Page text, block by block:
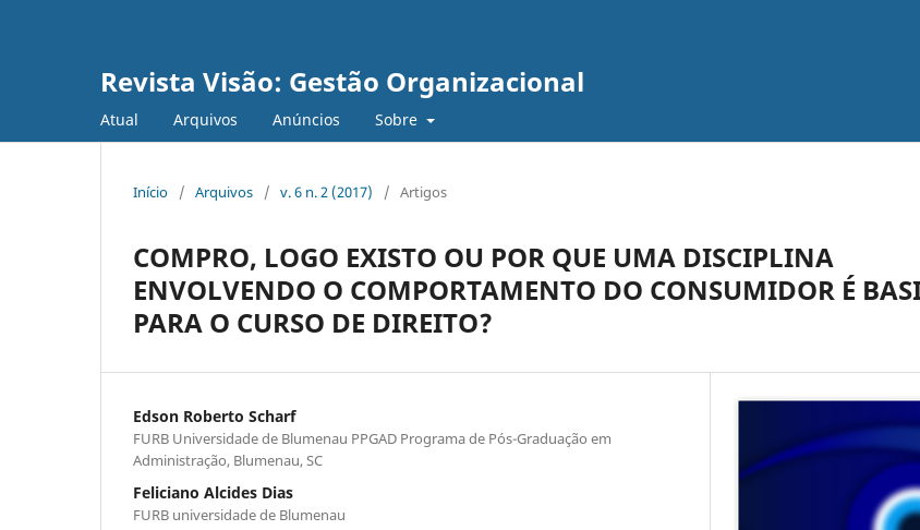
Revista Visão: Gestão Organizacional
Atual Arquivos Anúncios Sobre
Início / Arquivos / v. 6 n. 2 (2017) / Artigos
COMPRO, LOGO EXISTO OU POR QUE UMA DISCIPLINA
ENVOLVENDO O COMPORTAMENTO DO CONSUMIDOR É
PARA O CURSO DE DIREITO?
Edson Roberto Scharf
FURB Universidade de Blumenau PPGAD Programa de Pós-Graduação em
Administração, Blumenau, SC
Feliciano Alcides Dias
FURB universidade de Blumenau